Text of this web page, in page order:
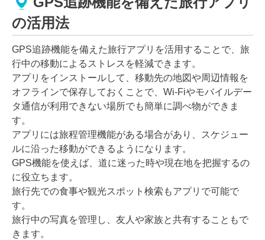
の活用法
GPS追跡機能を備えた旅行アプリを活用することで、旅
行中の移動によるストレスを軽減できます。
アプリをインストールして、移動先の地図や周辺情報を
オフラインで保存しておくことで、Wi-Fiやモバイルデー
タ通信が利用できない場所でも簡単に調べ物ができま
す。
アプリには旅程管理機能がある場合があり、スケジュー
ルに沿った移動ができるようになります。
GPS機能を使えば、道に迷った時や現在地を把握するの
に役立ちます。
旅行先での食事や観光スポット検索もアプリで可能で
す。
旅行中の写真を管理し、友人や家族と共有することもで
きます。